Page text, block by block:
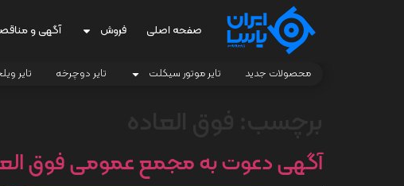
صفحه اصلی فروش آگهی و
محصولات جدید تایر موتور سیکلت تایر دوچرخه تایر
آگهی دعوت به مجمع عمومی فوق